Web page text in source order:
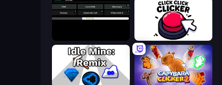
Click Click Clicker